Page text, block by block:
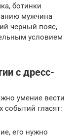
ботинки
мужчина
черный пояс,
условием
с дресс-
умение вести
событий гласят:
его нужно